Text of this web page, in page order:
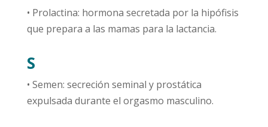
• Prolactina: hormona secretada por la hipófisis
que prepara a las mamas para la lactancia.
S
• Semen: secreción seminal y prostática
expulsada durante el orgasmo masculino.